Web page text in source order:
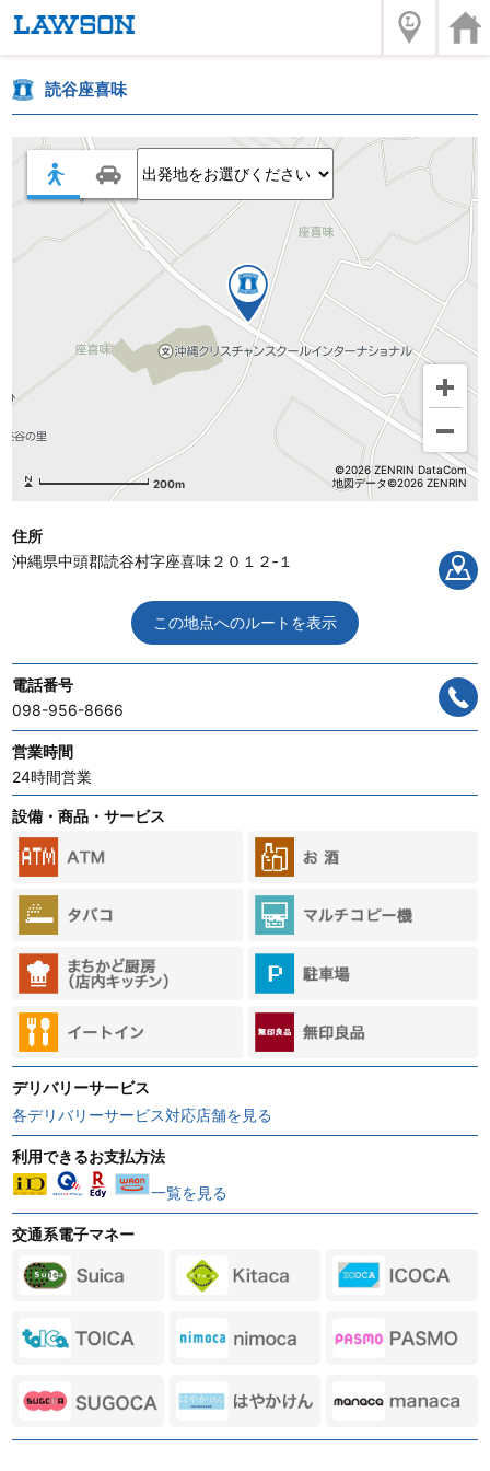
読谷座喜味
200m
©2026 ZENRIN DataCom
地図データ©2026 ZENRIN
住所
沖縄県中頭郡読谷村字座喜味２０１２‐１
この地点へのルートを表示
電話番号
098-956-8666
営業時間
24時間営業
設備・商品・サービス
デリバリーサービス
各デリバリーサービス対応店舗を見る
利用できるお支払方法
一覧を見る
交通系電子マネー